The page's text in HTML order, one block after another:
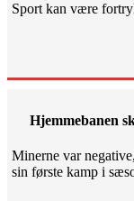
Sport kan være
Hjemmebanen
Minerne var
sin første kamp i